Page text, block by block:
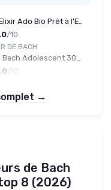
Elixirs & Co - Elixir Ado Bio Prêt à l'Emploi, Composé Unique aux Fleurs de Bach 20ml - Angoisse, Calme, Effet Relaxant - Compte Gouttes Fleur De Bach - Fabriqué en France New-Ado
/10
DE BACH
® – Fleurs de Bach Adolescent 30ml +1 OFFERT – Cure complète – Émotions fortes, opposition – Retour au calme – SANS ALCOOL – Élixir floral traditionnel - Lot 2 flacons
/10
→
de Bach
8 (2026)